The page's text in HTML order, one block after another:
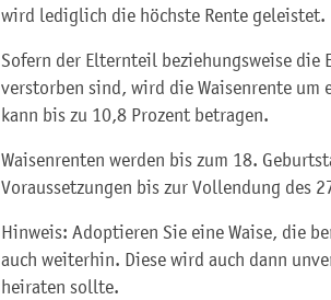
wird lediglich die höchste Rente geleistet.
Sofern der Elternteil beziehungsweise die
verstorben sind, wird die Waisenrente um
kann bis zu 10,8 Prozent betragen.
Waisenrenten werden bis zum 18.
Voraussetzungen bis zur Vollendung des
Hinweis: Adoptieren Sie eine Waise, die
auch weiterhin. Diese wird auch dann
heiraten sollte.